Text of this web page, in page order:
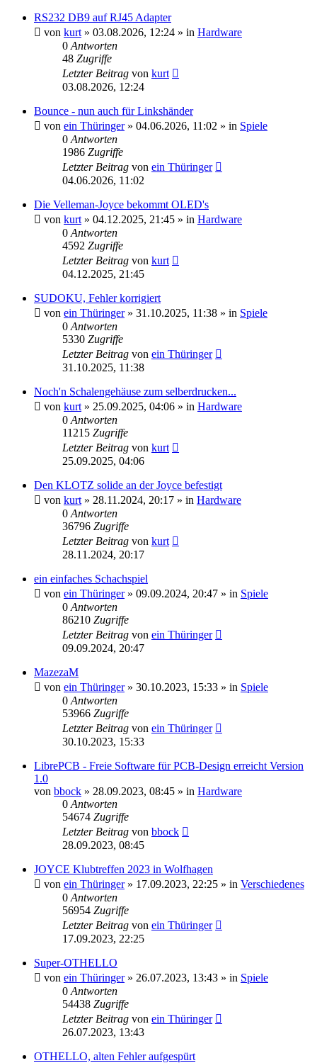
RS232 DB9 auf RJ45 Adapter
von kurt » 03.08.2026, 12:24 » in Hardware
0 Antworten
48 Zugriffe
Letzter Beitrag von kurt
03.08.2026, 12:24
Bounce - nun auch für Linkshänder
von ein Thüringer» 04.06.2026, 11:02 » in Spiele
0 Antworten
1986 Zugriffe
Letzter Beitrag von ein Thüringer
04.06.2026, 11:02
Die Velleman-Joyce bekommt OLED's
von kurt » 04.12.2025, 21:45 » in Hardware
0 Antworten
4592 Zugriffe
Letzter Beitrag von kurt
04.12.2025, 21:45
SUDOKU, Fehler korrigiert
von ein Thüringer» 31.10.2025, 11:38 » in Spiele
0 Antworten
5330 Zugriffe
Letzter Beitrag von ein Thüringer
31.10.2025, 11:38
Noch'n Schalengehäuse zum selberdrucken...
von kurt » 25.09.2025, 04:06 » in Hardware
0 Antworten
11215 Zugriffe
Letzter Beitrag von kurt
25.09.2025, 04:06
Den KLOTZ solide an der Joyce befestigt
von kurt » 28.11.2024, 20:17 » in Hardware
0 Antworten
36796 Zugriffe
Letzter Beitrag von kurt
28.11.2024, 20:17
ein einfaches Schachspiel
von ein Thüringer» 09.09.2024, 20:47 » in Spiele
0 Antworten
86210 Zugriffe
Letzter Beitrag von ein Thüringer
09.09.2024, 20:47
MazezaM
von ein Thüringer» 30.10.2023, 15:33 » in Spiele
0 Antworten
53966 Zugriffe
Letzter Beitrag von ein Thüringer
30.10.2023, 15:33
LibrePCB - Freie Software für PCB-Design erreicht Version
1.0
von bbock » 28.09.2023, 08:45 » in Hardware
0 Antworten
54674 Zugriffe
Letzter Beitrag von bbock
28.09.2023, 08:45
JOYCE Klubtreffen 2023 in Wolfhagen
von ein Thüringer» 17.09.2023, 22:25 » in Verschiedenes
0 Antworten
56954 Zugriffe
Letzter Beitrag von ein Thüringer
17.09.2023, 22:25
Super-OTHELLO
von ein Thüringer» 26.07.2023, 13:43 » in Spiele
0 Antworten
54438 Zugriffe
Letzter Beitrag von ein Thüringer
26.07.2023, 13:43
OTHELLO, alten Fehler aufgespürt